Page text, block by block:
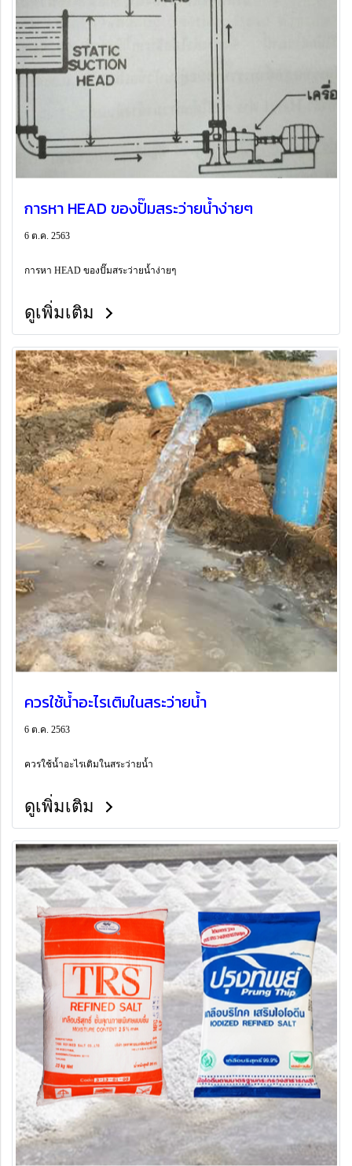
การหา HEAD ของปั๊มสระว่ายน้ำง่ายๆ
6 ต.ค. 2563
การหา HEAD ของปั๊มสระว่ายน้ำง่ายๆ
ดูเพิ่มเติม
ควรใช้น้ำอะไรเติมในสระว่ายน้ำ
6 ต.ค. 2563
ควรใช้น้ำอะไรเติมในสระว่ายน้ำ
ดูเพิ่มเติม